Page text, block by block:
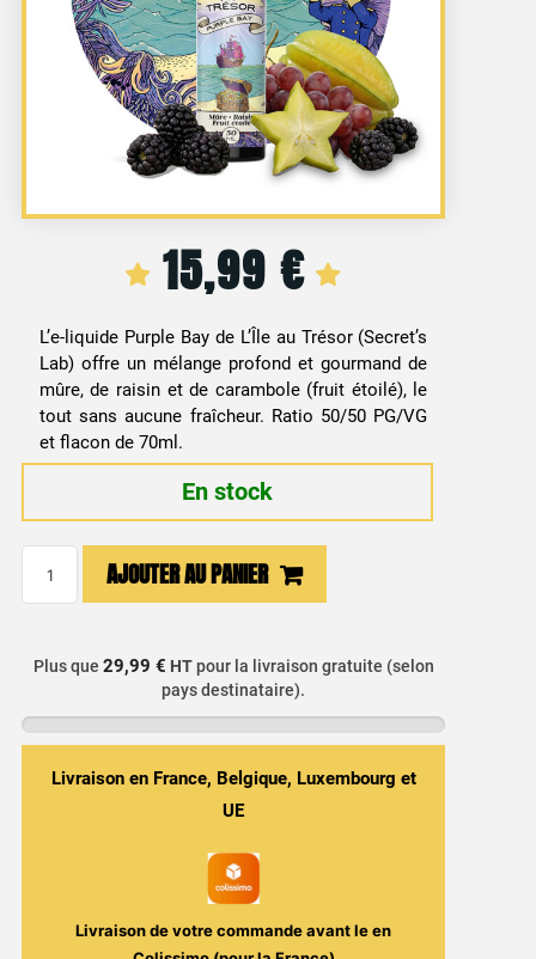
15,99 €
L’e-liquide Purple Bay de L’Île au Trésor (Secret’s
Lab) offre un mélange profond et gourmand de
mûre, de raisin et de carambole (fruit étoilé), le
tout sans aucune fraîcheur. Ratio 50/50 PG/VG
et flacon de 70ml.
En stock
&
Carambole
AJOUTER AU PANIER
Plus que 29,99 € HTpour la livraison gratuite (selon
pays destinataire).
Livraison en France, Belgique, Luxembourg et
UE
Livraison de votre commande avant leen